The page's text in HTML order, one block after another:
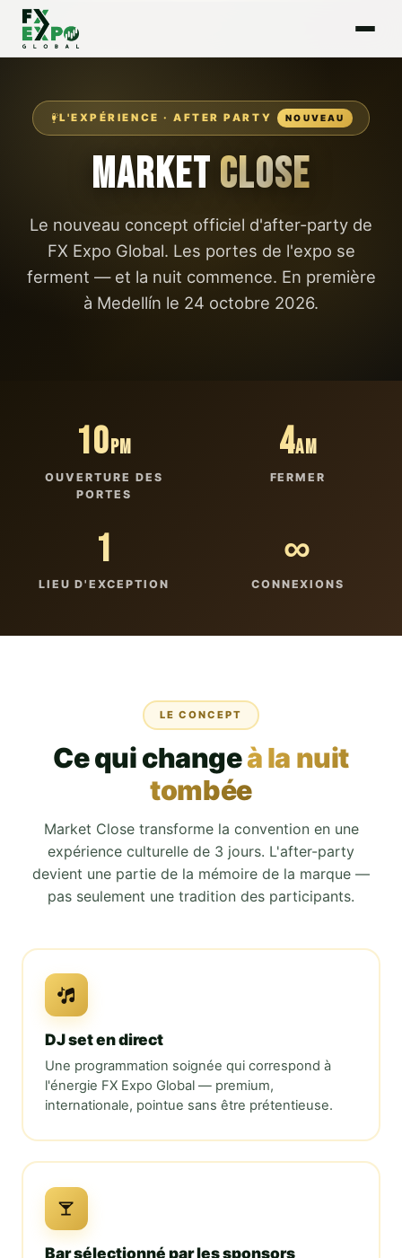
L'EXPÉRIENCE · AFTER PARTY NOUVEAU
MARKET CLOSE
Le nouveau concept officiel d'after-party de
FX Expo Global. Les portes de l'expo se
ferment — et la nuit commence. En première
à Medellín le 24 octobre 2026.
10PM
OUVERTURE DES
PORTES
4AM
FERMER
1
LIEU D'EXCEPTION
∞
CONNEXIONS
LE CONCEPT
Ce qui changeà la nuit
tombée
Market Closetransforme la convention en une
expérience culturelle de 3 jours. L'after-party
devient une partie de la mémoire de la marque —
pas seulement une tradition des participants.
DJ set en direct
Une programmation soignée qui correspond à
l'énergie FX Expo Global— premium,
internationale, pointue sans être prétentieuse.
Bar sélectionné par les sponsors